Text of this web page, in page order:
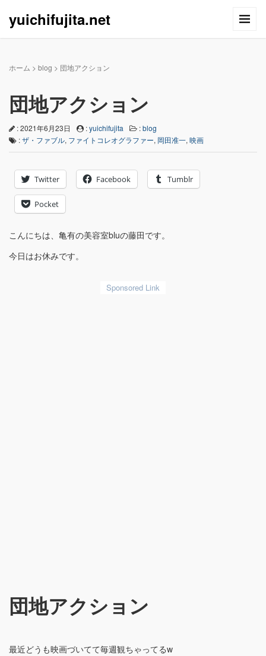
yuichifujita.net
ホーム > blog > 団地アクション
団地アクション
: 2021年6月23日 :yuichifujita :blog
:ザ・ファブル, ファイトコレオグラファー, 岡田准一, 映画
Twitter Facebook Tumblr
Pocket
こんにちは、亀有の美容室bluの藤田です。
今日はお休みです。
団地アクション
最近どうも映画づいてて毎週観ちゃってるw